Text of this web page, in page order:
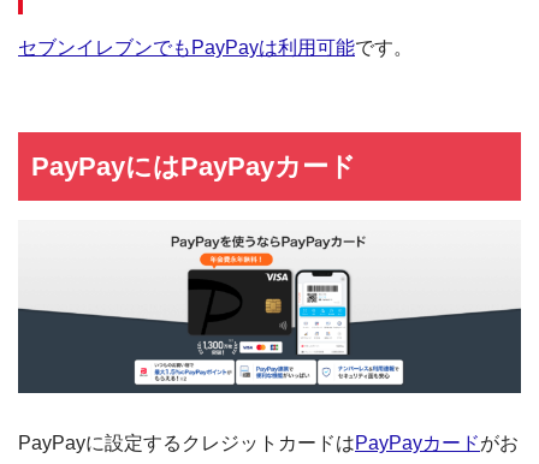
セブンイレブンでもPayPayは利用可能です。
PayPayにはPayPayカード
PayPayに設定するクレジットカードはPayPayカードがお